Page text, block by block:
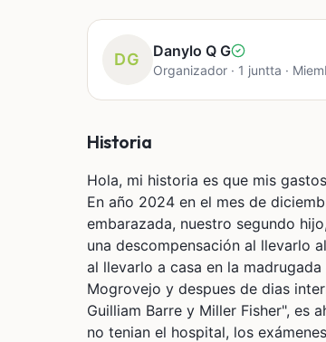
DG Danylo Q G
Organizador · 1 juntta ·
Historia
Hola, mi historia es que mis
En año 2024 en el mes de
embarazada, nuestro segundo
una descompensación al llevarlo
al llevarlo a casa en la
Mogrovejo y despues de dias
Guilliam Barre y Miller Fisher", es
no tenian el hospital, los